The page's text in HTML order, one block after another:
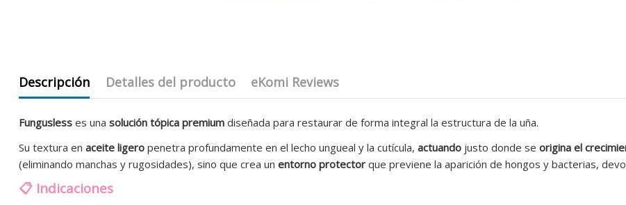
Descripción Detalles del producto eKomi Reviews
Fungusless es una solución tópica premium diseñada para restaurar de forma integral la estructura de la uña.
Su textura en aceite ligero penetra profundamente en el lecho ungueal y la cutícula, actuando justo donde se origina el
(eliminando manchas y rugosidades), sino que crea un entorno protector que previene la aparición de hongos y bacterias,
📋 Indicaciones